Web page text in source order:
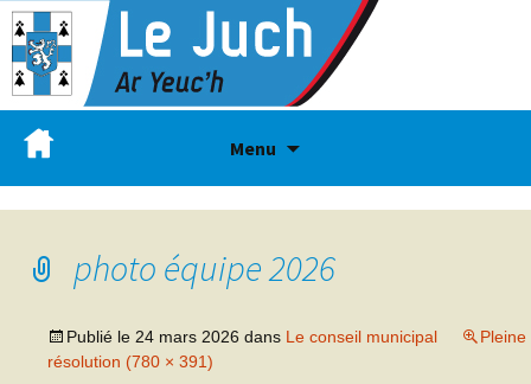
Menu
photo équipe 2026
Publié le 24 mars 2026 dans Le conseil municipal
Pleine
résolution (780 × 391)